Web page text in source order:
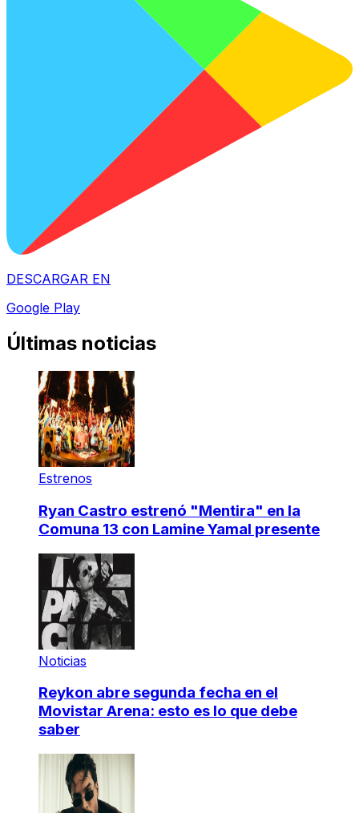
DESCARGAR EN
Google Play
Últimas noticias
Estrenos
Ryan Castro estrenó "Mentira" en la
Comuna 13 con Lamine Yamal presente
Noticias
Reykon abre segunda fecha en el
Movistar Arena: esto es lo que debe
saber